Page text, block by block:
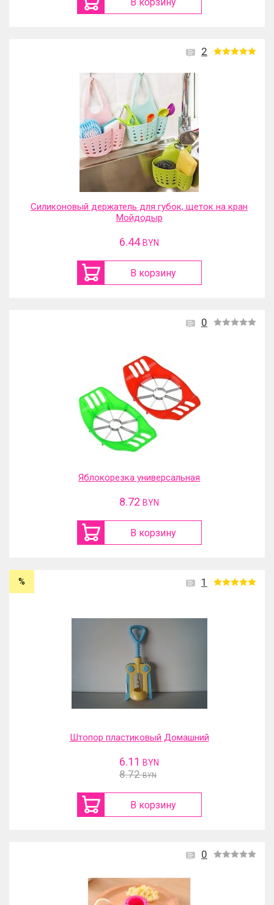
2
Силиконовый держатель для губок, щеток на кран
Мойдодыр
6.44 BYN
В корзину
0
Яблокорезка универсальная
8.72 BYN
В корзину
1
%
Штопор пластиковый Домашний
6.11 BYN
8.72 BYN
В корзину
0